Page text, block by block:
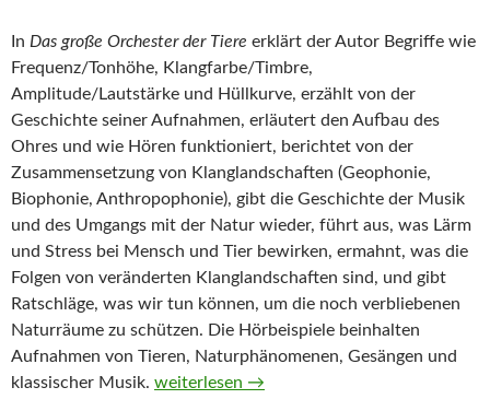
In Das große Orchester der Tiere erklärt der Autor Begriffe wie
Frequenz/Tonhöhe, Klangfarbe/Timbre,
Amplitude/Lautstärke und Hüllkurve, erzählt von der
Geschichte seiner Aufnahmen, erläutert den Aufbau des
Ohres und wie Hören funktioniert, berichtet von der
Zusammensetzung von Klanglandschaften (Geophonie,
Biophonie, Anthropophonie), gibt die Geschichte der Musik
und des Umgangs mit der Natur wieder, führt aus, was Lärm
und Stress bei Mensch und Tier bewirken, ermahnt, was die
Folgen von veränderten Klanglandschaften sind, und gibt
Ratschläge, was wir tun können, um die noch verbliebenen
Naturräume zu schützen. Die Hörbeispiele beinhalten
Aufnahmen von Tieren, Naturphänomenen, Gesängen und
klassischer Musik. Das große Orchester der Tiere von Bernie
weiterlesen →